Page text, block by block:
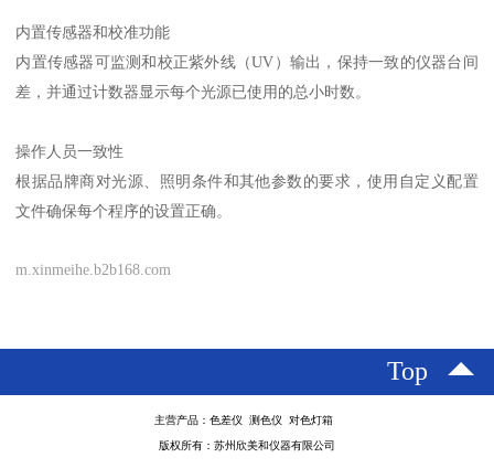
内置传感器和校准功能
内置传感器可监测和校正紫外线（UV ）输出，保持一致的仪器台间
差，并通过计数器显示每个光源已使用的总小时数。
操作人员一致性
根据品牌商对光源、照明条件和其他参数的要求，使用自定义配置
文件确保每个程序的设置正确。
m.xinmeihe.b2b168.com
Top
主营产品：色差仪 测色仪 对色灯箱
版权所有：苏州欣美和仪器有限公司